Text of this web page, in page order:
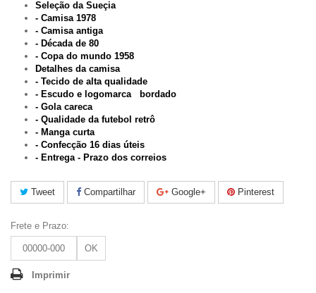
Seleção da Sueçia
- Camisa 1978
- Camisa antiga
- Década de 80
- Copa do mundo 1958
Detalhes da camisa
- Tecido de alta qualidade
- Escudo e logomarca bordado
- Gola careca
- Qualidade da futebol retrô
- Manga curta
- Confecção 16 dias úteis
- Entrega - Prazo dos correios
Tweet Compartilhar Google+ Pinterest
Frete e Prazo:
OK
Imprimir